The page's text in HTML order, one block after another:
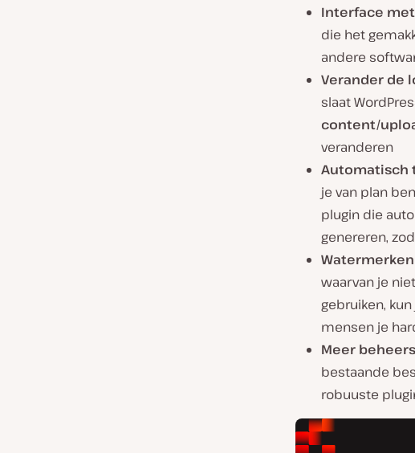
Interface
die het
andere
Verander de
slaat
content/
veranderen
Automatisch
je van plan
plugin die
genereren,
waarvan je
gebruiken,
mensen je
Meer
bestaande
robuuste